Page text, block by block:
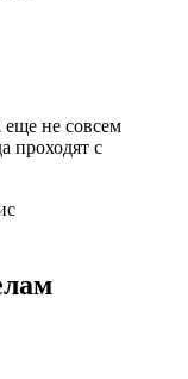
еще не совсем
проходят с